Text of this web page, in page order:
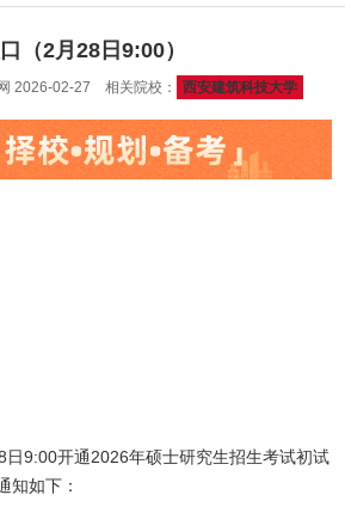
（2月28日9:00）
2026-02-27 相关院校： 西安建筑科技大学
9:00开通2026年硕士研究生招生考试初试
知如下：